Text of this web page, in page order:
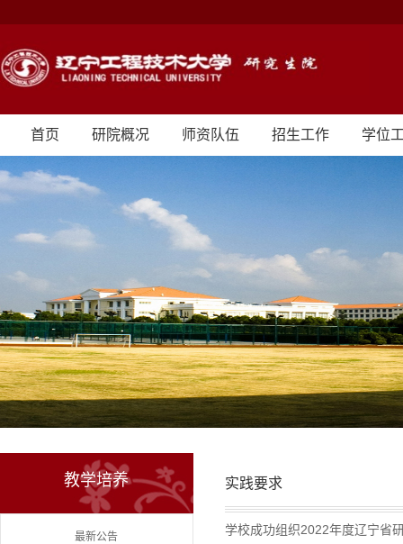
首页 研院概况 师资队伍 招生工作 学位
教学培养
最新公告
实践要求
学校成功组织2022年度辽宁省